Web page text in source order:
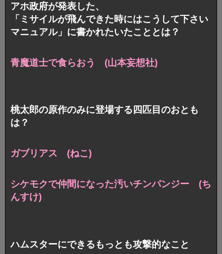
アホ政府が発表した、
「ミサイルが飛んできた時にはこうして下さい
マニュアル」に書かれたいたこととは？
青魔道士で食らおう (山本妄想社)
桃太郎の原作のみに登場する四匹目のおとも
は？
ガブリアス (ねこ)
シケモクで仲間になった汚いチンパンジー (ち
んすけ)
ハムスターにできるもっとも攻撃的なこと